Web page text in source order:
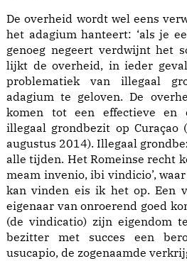
De overheid wordt wel eens
het adagium hanteert: ‘als je
genoeg negeert verdwijnt het
lijkt de overheid, in ieder
problematiek van illegaal
adagium te geloven. De
komen tot een effectieve en
illegaal grondbezit op Curaçao
augustus 2014). Illegaal
alle tijden. Het Romeinse recht
meam invenio, ibi vindicio’,
kan vinden eis ik het op. Een
eigenaar van onroerend goed
(de vindicatio) zijn eigendom
bezitter met succes een
usucapio, de zogenaamde